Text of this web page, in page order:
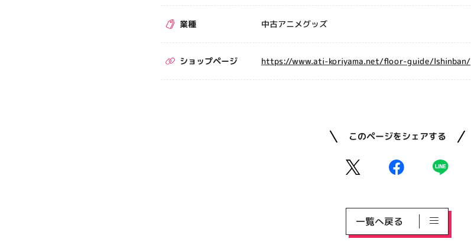
業種 中古アニメグッズ
ショップページ https://www.ati-koriyama.net/floor-guide/lshinban/
このページをシェアする
一覧へ戻る